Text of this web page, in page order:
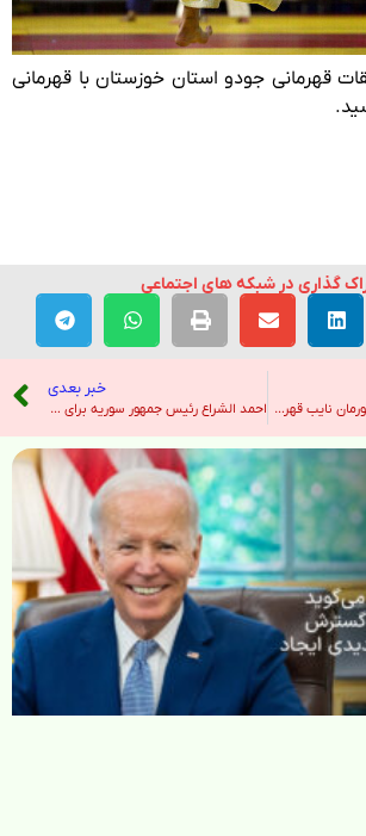
قهرمانی جودو استان خوزستان با قهرمانی
گذاری در شبکه های اجتماعی
تیم کاتا زیر ۲۱ سال کشورمان نایب قهرمان جهان شد؛ احترام نظامی به پرچم ایران+ عکس – خبرگزاری ایرنا
خبر بعدی
احمد الشراع رئیس جمهور سوریه برای دیدار تاریخی با دونالد ترامپ وارد آمریکا شد – هندوستان امروز